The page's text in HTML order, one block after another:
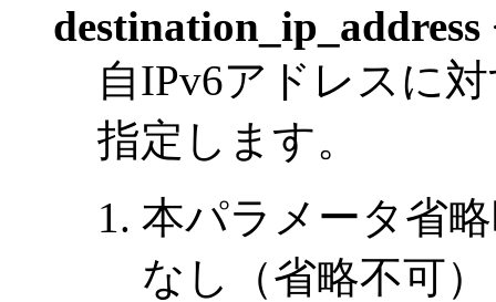
自IPv6アドレスに
指定します。
本パラメータ省
なし（省略不可）